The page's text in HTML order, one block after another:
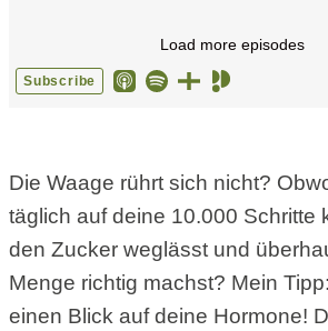
Die Waage rührt sich nicht?
täglich auf deine 10.000 Schritte
den Zucker weglässt und
Menge richtig machst? Mein
einen Blick auf deine Hormone!